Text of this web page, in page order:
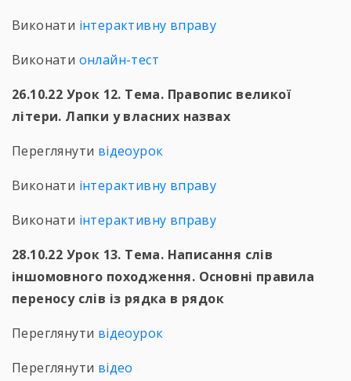
Виконати інтерактивну вправу
Виконати онлайн-тест
26.10.22 Урок 12. Тема. Правопис великої
літери. Лапки у власних назвах
Переглянути відеоурок
Виконати інтерактивну вправу
Виконати інтерактивну вправу
28.10.22 Урок 13. Тема. Написання слів
іншомовного походження. Основні правила
переносу слів із рядка в рядок
Переглянути відеоурок
Переглянути відео